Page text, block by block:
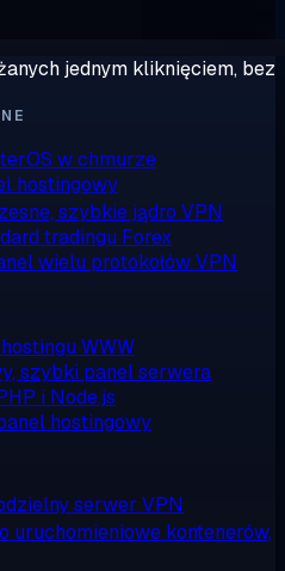
jednym kliknięciem, bez
w chmurze
hostingowy
szybkie jądro VPN
tradingu Forex
wielu protokołów VPN
WWW
szybki panel serwera
i Node.js
hostingowy
serwer VPN
uruchomieniowe kontenerów,